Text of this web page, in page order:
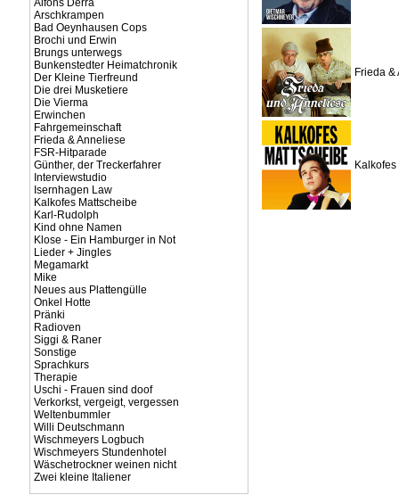
Alfons Derra
Arschkrampen
Bad Oeynhausen Cops
Brochi und Erwin
Brungs unterwegs
Bunkenstedter Heimatchronik
Der Kleine Tierfreund
Die drei Musketiere
Die Vierma
Erwinchen
Fahrgemeinschaft
Frieda & Anneliese
FSR-Hitparade
Günther, der Treckerfahrer
Interviewstudio
Isernhagen Law
Kalkofes Mattscheibe
Karl-Rudolph
Kind ohne Namen
Klose - Ein Hamburger in Not
Lieder + Jingles
Megamarkt
Mike
Neues aus Plattengülle
Onkel Hotte
Pränki
Radioven
Siggi & Raner
Sonstige
Sprachkurs
Therapie
Uschi - Frauen sind doof
Verkorkst, vergeigt, vergessen
Weltenbummler
Willi Deutschmann
Wischmeyers Logbuch
Wischmeyers Stundenhotel
Wäschetrockner weinen nicht
Zwei kleine Italiener
Frieda &